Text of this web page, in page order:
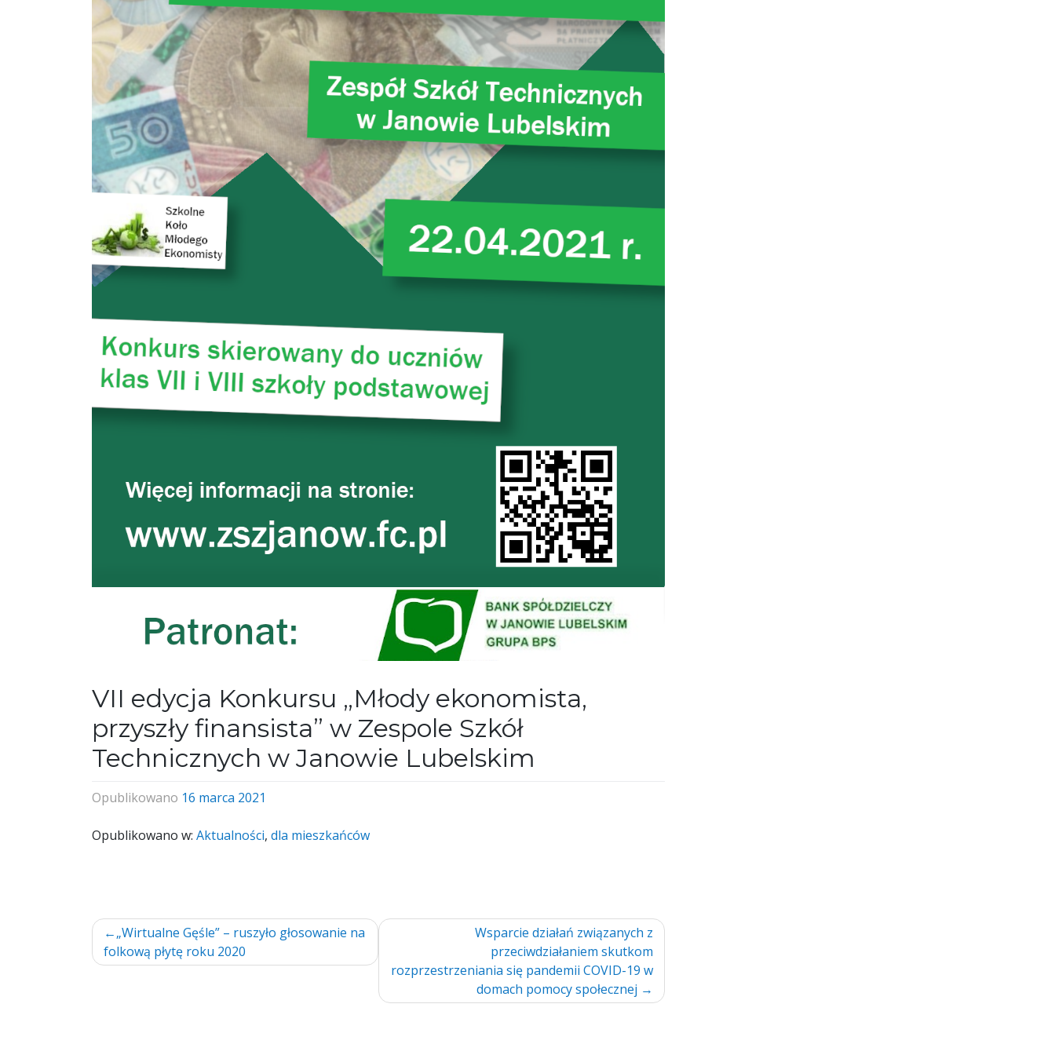
VII edycja Konkursu „Młody ekonomista,
przyszły finansista” w Zespole Szkół
Technicznych w Janowie Lubelskim
Opublikowano 16 marca 2021
Opublikowano w: Aktualności, dla mieszkańców
Nawigacja
wpisu
„Wirtualne Gęśle” – ruszyło głosowanie na
folkową płytę roku 2020
Wsparcie działań związanych z
przeciwdziałaniem skutkom
rozprzestrzeniania się pandemii COVID-19 w
domach pomocy społecznej